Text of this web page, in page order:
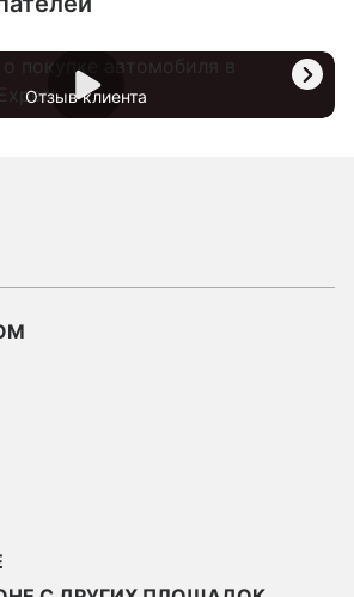
Отзыв клиента